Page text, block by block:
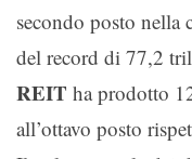
secondo posto nella
del record di 77,2
REIT ha prodotto
all’ottavo posto